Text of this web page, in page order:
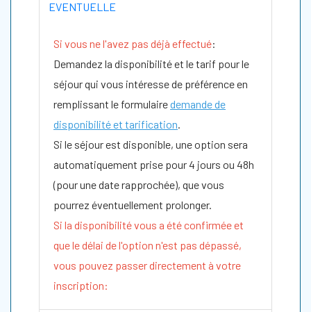
EVENTUELLE
Si vous ne l'avez pas déjà effectué:
Demandez la disponibilité et le tarif pour le
séjour qui vous intéresse de préférence en
remplissant le formulairedemande de
disponibilité et tarification.
Si le séjour est disponible, une option sera
automatiquement prise pour 4 jours ou 48h
(pour une date rapprochée), que vous
pourrez éventuellement prolonger.
Si la disponibilité vous a été confirmée et
que le délai de l'option n'est pas dépassé,
vous pouvez passer directement à votre
inscription: